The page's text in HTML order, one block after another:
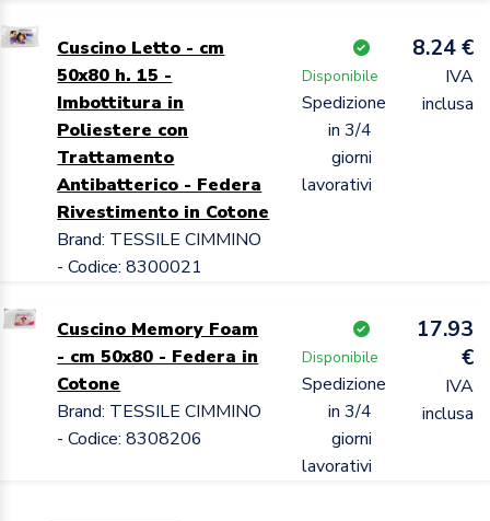
Cuscino Letto - cm
50x80 h. 15 -
Imbottitura in
Poliestere con
Trattamento
Antibatterico - Federa
Rivestimento in Cotone
Brand: TESSILE CIMMINO
- Codice: 8300021
Disponibile
Spedizione
in 3/4
giorni
lavorativi
8.24 €
IVA
inclusa
Cuscino Memory Foam
- cm 50x80 - Federa in
Cotone
Brand: TESSILE CIMMINO
- Codice: 8308206
Disponibile
Spedizione
in 3/4
giorni
lavorativi
17.93
€
IVA
inclusa